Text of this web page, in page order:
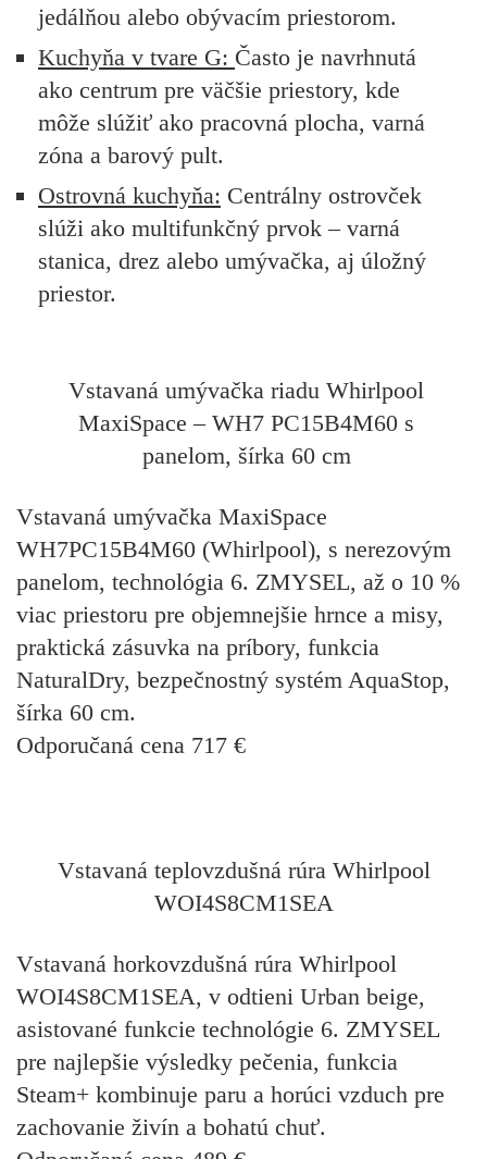
jedálňou alebo obývacím priestorom.
Kuchyňa v tvare G: Často je navrhnutá
ako centrum pre väčšie priestory, kde
môže slúžiť ako pracovná plocha, varná
zóna a barový pult.
Ostrovná kuchyňa: Centrálny ostrovček
slúži ako multifunkčný prvok – varná
stanica, drez alebo umývačka, aj úložný
priestor.
Vstavaná umývačka riadu Whirlpool
MaxiSpace – WH7 PC15B4M60 s
panelom, šírka 60 cm
Vstavaná umývačka MaxiSpace
WH7PC15B4M60 (Whirlpool), s nerezovým
panelom, technológia 6. ZMYSEL, až o 10 %
viac priestoru pre objemnejšie hrnce a misy,
praktická zásuvka na príbory, funkcia
NaturalDry, bezpečnostný systém AquaStop,
šírka 60 cm.
Odporučaná cena 717 €
Vstavaná teplovzdušná rúra Whirlpool
WOI4S8CM1SEA
Vstavaná horkovzdušná rúra Whirlpool
WOI4S8CM1SEA, v odtieni Urban beige,
asistované funkcie technológie 6. ZMYSEL
pre najlepšie výsledky pečenia, funkcia
Steam+ kombinuje paru a horúci vzduch pre
zachovanie živín a bohatú chuť.